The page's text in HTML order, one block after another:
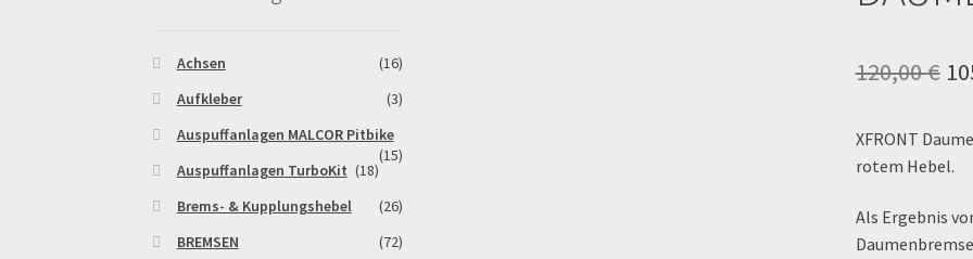
120,00€
XFRONT
rotem Hebel.
Als Ergebnis
Achsen
(16)
Aufkleber
(3)
Auspuffanlagen MALCOR Pitbike
(15)
Auspuffanlagen TurboKit (18)
Brems- & Kupplungshebel
(26)
BREMSEN
(72)